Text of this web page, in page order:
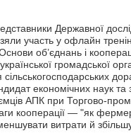
Державної
участь у офлайн
об’єднань і
громадської
сільськогосподарських
економічних наук та
АПК при Торгово-
кооперації — "як
витрати й